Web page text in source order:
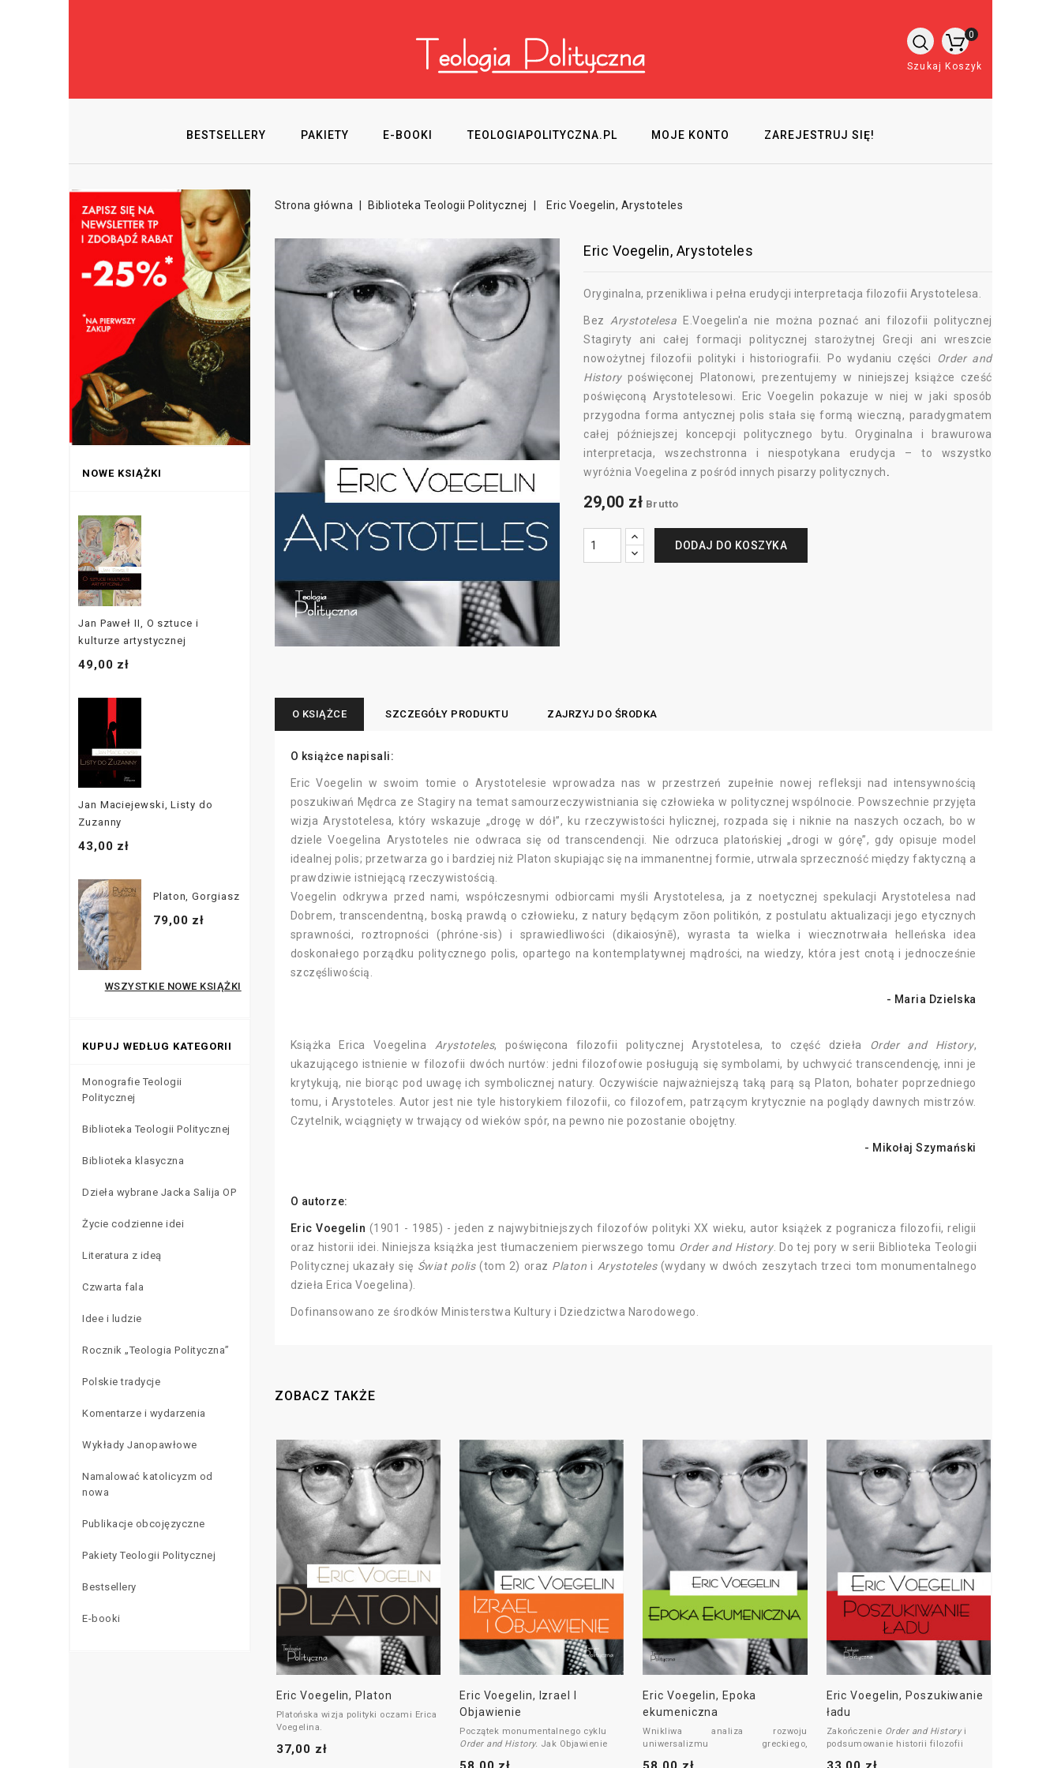
Koszyk
0
Szukaj
BESTSELLERY PAKIETY E-BOOKI TEOLOGIAPOLITYCZNA.PL MOJE KONTO ZAREJESTRUJ SIĘ!
NOWE KSIĄŻKI
Jan Paweł II, O sztuce i
kulturze artystycznej
49,00 zł
Jan Maciejewski, Listy do
Zuzanny
43,00 zł
Platon, Gorgiasz
79,00 zł
WSZYSTKIE NOWE KSIĄŻKI
KUPUJ WEDŁUG KATEGORII
Monografie Teologii
Politycznej
Biblioteka Teologii Politycznej
Biblioteka klasyczna
Dzieła wybrane Jacka Salija OP
Życie codzienne idei
Literatura z ideą
Czwarta fala
Idee i ludzie
Rocznik „Teologia Polityczna”
Polskie tradycje
Komentarze i wydarzenia
Wykłady Janopawłowe
Namalować katolicyzm od
nowa
Publikacje obcojęzyczne
Pakiety Teologii Politycznej
Bestsellery
E-booki
Strona główna Biblioteka Teologii Politycznej Eric Voegelin, Arystoteles
Eric Voegelin, Arystoteles
Oryginalna, przenikliwa i pełna erudycji interpretacja filozofii Arystotelesa.
Bez Arystotelesa E.Voegelin'a nie można poznać ani filozofii politycznej
Stagiryty ani całej formacji politycznej starożytnej Grecji ani wreszcie
nowożytnej filozofii polityki i historiografii. Po wydaniu części Order and
Historypoświęconej Platonowi, prezentujemy w niniejszej książce cześć
poświęconą Arystotelesowi. Eric Voegelin pokazuje w niej w jaki sposób
przygodna forma antycznej polis stała się formą wieczną, paradygmatem
całej późniejszej koncepcji politycznego bytu. Oryginalna i brawurowa
interpretacja, wszechstronna i niespotykana erudycja – to wszystko
wyróżnia Voegelina z pośród innych pisarzy politycznych.
29,00 zł Brutto
DODAJ DO KOSZYKA
O KSIĄŻCE SZCZEGÓŁY PRODUKTU ZAJRZYJ DO ŚRODKA
O książce napisali:
Eric Voegelin w swoim tomie o Arystotelesie wprowadza nas w przestrzeń zupełnie nowej refleksji nad intensywnością
poszukiwań Mędrca ze Stagiry na temat samourzeczywistniania się człowieka w politycznej wspólnocie. Powszechnie przyjęta
wizja Arystotelesa, który wskazuje „drogę w dół”, ku rzeczywistości hylicznej, rozpada się i niknie na naszych oczach, bo w
dziele Voegelina Arystoteles nie odwraca się od transcendencji. Nie odrzuca platońskiej „drogi w górę”, gdy opisuje model
idealnej polis; przetwarza go i bardziej niż Platon skupiając się na immanentnej formie, utrwala sprzeczność między faktyczną a
prawdziwie istniejącą rzeczywistością.
Voegelin odkrywa przed nami, współczesnymi odbiorcami myśli Arystotelesa, ja z noetycznej spekulacji Arystotelesa nad
Dobrem, transcendentną, boską prawdą o człowieku, z natury będącym zōon politikón, z postulatu aktualizacji jego etycznych
sprawności, roztropności (phróne-sis) i sprawiedliwości (dikaiosýnē), wyrasta ta wielka i wiecznotrwała helleńska idea
doskonałego porządku politycznego polis, opartego na kontemplatywnej mądrości, na wiedzy, która jest cnotą i jednocześnie
szczęśliwością.
- Maria Dzielska
Książka Erica Voegelina Arystoteles, poświęcona filozofii politycznej Arystotelesa, to część dzieła Order and History,
ukazującego istnienie w filozofii dwóch nurtów: jedni filozofowie posługują się symbolami, by uchwycić transcendencję, inni je
krytykują, nie biorąc pod uwagę ich symbolicznej natury. Oczywiście najważniejszą taką parą są Platon, bohater poprzedniego
tomu, i Arystoteles. Autor jest nie tyle historykiem filozofii, co filozofem, patrzącym krytycznie na poglądy dawnych mistrzów.
Czytelnik, wciągnięty w trwający od wieków spór, na pewno nie pozostanie obojętny.
- Mikołaj Szymański
O autorze:
Eric Voegelin (1901 - 1985) - jeden z najwybitniejszych filozofów polityki XX wieku, autor książek z pogranicza filozofii, religii
oraz historii idei. Niniejsza książka jest tłumaczeniem pierwszego tomu Order and History. Do tej pory w serii Biblioteka Teologii
Politycznej ukazały się Świat polis(tom 2) oraz Platon i Arystoteles(wydany w dwóch zeszytach trzeci tom monumentalnego
dzieła Erica Voegelina).
Dofinansowano ze środków Ministerstwa Kultury i Dziedzictwa Narodowego.
ZOBACZ TAKŻE
Eric Voegelin, Platon
Platońska wizja polityki oczami Erica
Voegelina.
37,00 zł
Eric Voegelin, Izrael I
Objawienie
Początek monumentalnego cyklu
Order and History. Jak Objawienie
Eric Voegelin, Epoka
ekumeniczna
Wnikliwa analiza rozwoju
uniwersalizmu greckiego,
Eric Voegelin, Poszukiwanie
ładu
Zakończenie Order and History i
podsumowanie historii filozofii